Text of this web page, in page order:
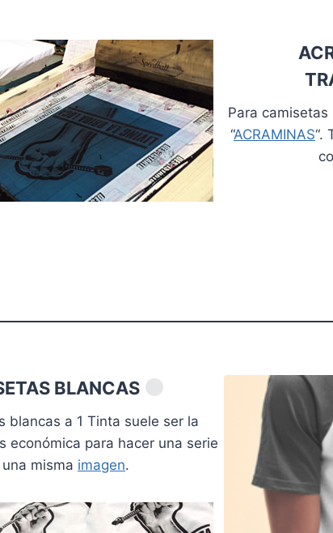
Para
“ACRAMINAS“.
BLANCAS
blancas a 1 Tinta suele ser la
económica para hacer una serie
misma imagen.